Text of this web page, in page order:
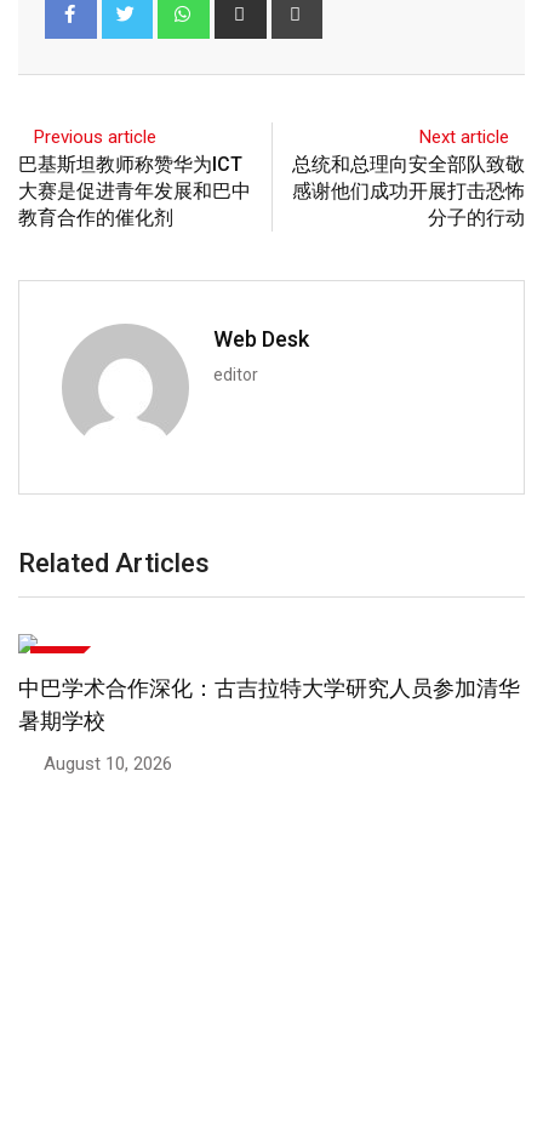
Previous article
巴基斯坦教师称赞华为ICT
大赛是促进青年发展和巴中
教育合作的催化剂
Next article
总统和总理向安全部队致敬
感谢他们成功开展打击恐怖
分子的行动
Web Desk
editor
Related Articles
华 中国农业技术助力巴基斯坦农业现代化